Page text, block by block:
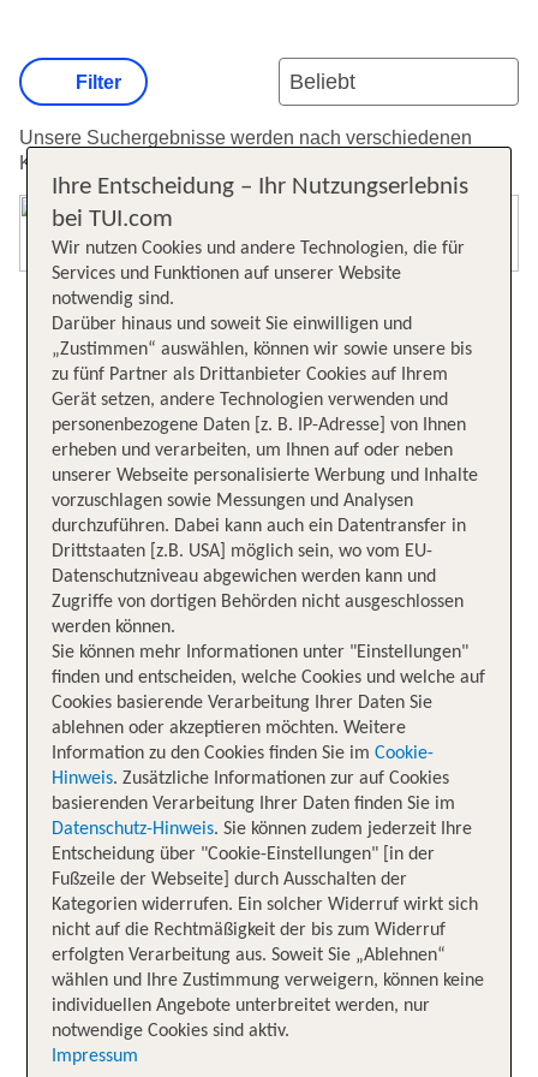
Unsere Suchergebnisse werden nach verschiedenen
Kriterien sortiert.
Filter
Ihre Entscheidung – Ihr Nutzungserlebnis
bei TUI.com
Wir nutzen Cookies und andere Technologien, die für
Services und Funktionen auf unserer Website
notwendig sind.
Darüber hinaus und soweit Sie einwilligen und
„Zustimmen“ auswählen, können wir sowie unsere bis
zu fünf Partner als Drittanbieter Cookies auf Ihrem
Gerät setzen, andere Technologien verwenden und
personenbezogene Daten [z. B. IP-Adresse] von Ihnen
erheben und verarbeiten, um Ihnen auf oder neben
unserer Webseite personalisierte Werbung und Inhalte
vorzuschlagen sowie Messungen und Analysen
durchzuführen. Dabei kann auch ein Datentransfer in
Drittstaaten [z.B. USA] möglich sein, wo vom EU-
Datenschutzniveau abgewichen werden kann und
Zugriffe von dortigen Behörden nicht ausgeschlossen
werden können.
Sie können mehr Informationen unter "Einstellungen"
finden und entscheiden, welche Cookies und welche auf
Cookies basierende Verarbeitung Ihrer Daten Sie
ablehnen oder akzeptieren möchten. Weitere
Information zu den Cookies finden Sie im Cookie-
Hinweis. Zusätzliche Informationen zur auf Cookies
basierenden Verarbeitung Ihrer Daten finden Sie im
Datenschutz-Hinweis. Sie können zudem jederzeit Ihre
Entscheidung über "Cookie-Einstellungen" [in der
Fußzeile der Webseite] durch Ausschalten der
Kategorien widerrufen. Ein solcher Widerruf wirkt sich
nicht auf die Rechtmäßigkeit der bis zum Widerruf
erfolgten Verarbeitung aus. Soweit Sie „Ablehnen“
wählen und Ihre Zustimmung verweigern, können keine
individuellen Angebote unterbreitet werden, nur
notwendige Cookies sind aktiv.
Impressum